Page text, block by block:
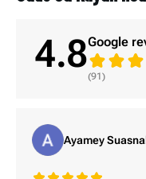
4.8Google
(91)
Ayamey